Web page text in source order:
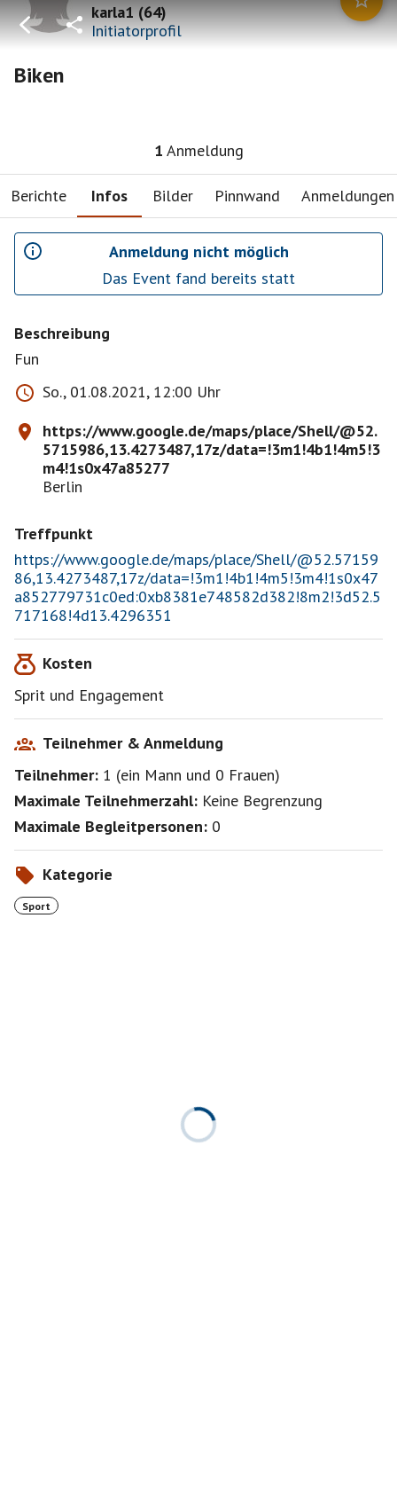
karla1(64)
Initiatorprofil
Biken
1 Anmeldung
Berichte Infos Bilder Pinnwand Anmeldungen
Anmeldung nicht möglich
Das Event fand bereits statt
Beschreibung
Fun
So., 01.08.2021, 12:00 Uhr
https://www.google.de/maps/place/Shell/@52.
5715986,13.4273487,17z/data=!3m1!4b1!4m5!3
m4!1s0x47a85277
Berlin
Treffpunkt
https://www.google.de/maps/place/Shell/@52.57159
86,13.4273487,17z/data=!3m1!4b1!4m5!3m4!1s0x47
a852779731c0ed:0xb8381e748582d382!8m2!3d52.5
717168!4d13.4296351
Kosten
Sprit und Engagement
Teilnehmer & Anmeldung
Teilnehmer: 1 (ein Mann und 0 Frauen)
Maximale Teilnehmerzahl: Keine Begrenzung
Maximale Begleitpersonen: 0
Kategorie
Sport